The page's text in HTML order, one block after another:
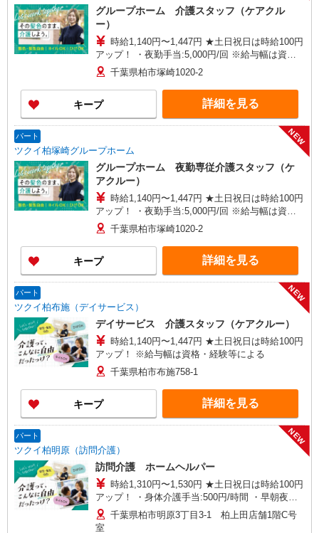
グループホーム 介護スタッフ（ケアクル
ー）
時給1,140円〜1,447円 ★土日祝日は時給100円
アップ！ ・夜勤手当:5,000円/回 ※給与幅は資
格・経験等による
千葉県柏市塚崎1020-2
キープ 詳細を見る
パート
ツクイ柏塚崎グループホーム
NEW
グループホーム 夜勤専従介護スタッフ（ケ
アクルー）
時給1,140円〜1,447円 ★土日祝日は時給100円
アップ！ ・夜勤手当:5,000円/回 ※給与幅は資
格・経験等による
千葉県柏市塚崎1020-2
キープ 詳細を見る
パート
ツクイ柏布施（デイサービス）
NEW
デイサービス 介護スタッフ（ケアクルー）
時給1,140円〜1,447円 ★土日祝日は時給100円
アップ！ ※給与幅は資格・経験等による
千葉県柏市布施758-1
キープ 詳細を見る
パート
ツクイ柏明原（訪問介護）
NEW
訪問介護 ホームヘルパー
時給1,310円〜1,530円 ★土日祝日は時給100円
アップ！ ・身体介護手当:500円/時間 ・早朝夜間
深夜手当:300円/時間 （18:00〜翌07:59の時間
帯） ・ICT手当:2,000円/月 ・ケア→ケアの移動時
千葉県柏市明原3丁目3-1 柏上田店舗1階C号
室